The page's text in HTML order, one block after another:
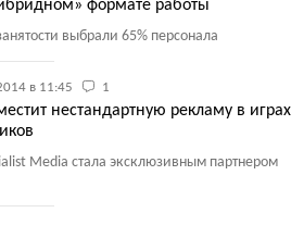
формате работы
выбрали 65% персонала
в 11:45 1
нестандартную рекламу в играх
Media стала эксклюзивным партнером